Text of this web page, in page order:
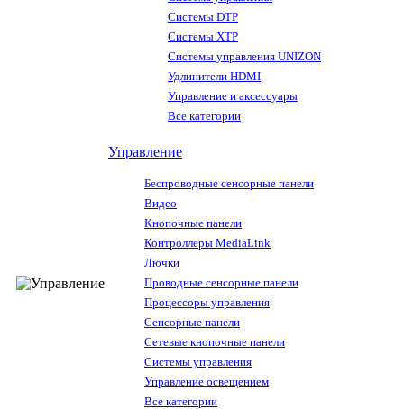
Системы DTP
Системы XTP
Системы управления UNIZON
Удлинители HDMI
Управление и аксессуары
Все категории
Управление
Беспроводные сенсорные панели
Видео
Кнопочные панели
Контроллеры MediaLink
Лючки
Проводные сенсорные панели
Процессоры управления
Сенсорные панели
Сетевые кнопочные панели
Системы управления
Управление освещением
Все категории